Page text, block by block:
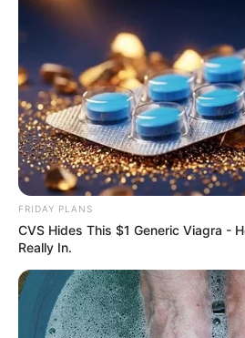
FRIDAY PLANS
CVS Hides This $1 Generic Viagra -
Really In.